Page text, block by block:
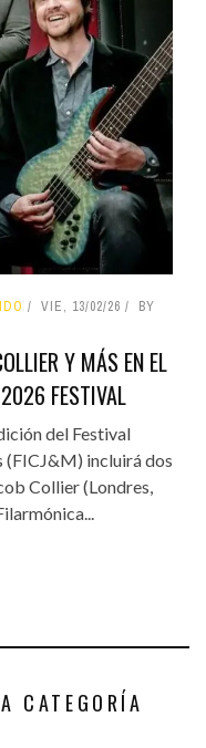
VIE, 13/02/26
BY
Y MÁS EN EL
FESTIVAL
del Festival
(FICJ&M) incluirá dos
Collier (Londres,
CATEGORÍA